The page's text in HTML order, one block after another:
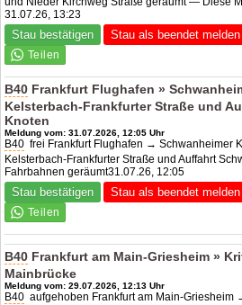
31.07.26, 13:23
Stau bestätigen Stau als beendet melden
B40 Frankfurt Flughafen »
Kelsterbach-Frankfurter Straße und
Knoten
Meldung vom: 31.07.2026, 12:05 Uhr
B40 frei Frankfurt Flughafen → Schwanheimer
Kelsterbach-Frankfurter Straße und Auffahrt
Fahrbahnen geräumt31.07.26, 12:05
Stau bestätigen Stau als beendet melden
B40 Frankfurt am Main-Griesheim »
Mainbrücke
Meldung vom: 29.07.2026, 12:13 Uhr
B40 aufgehoben Frankfurt am Main-Griesheim